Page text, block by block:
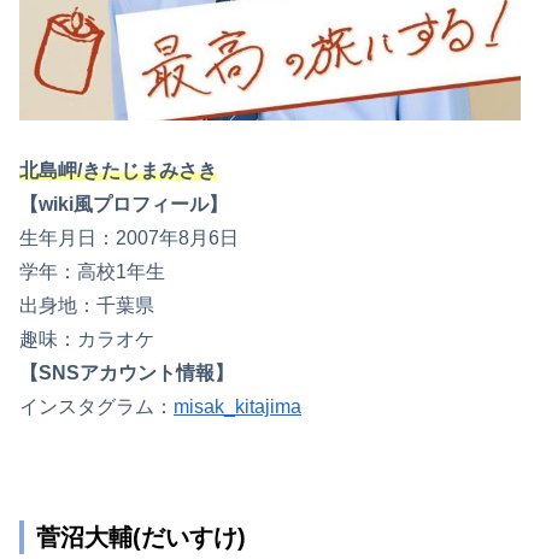
北島岬/きたじまみさき
【wiki風プロフィール】
生年月日：2007年8月6日
学年：高校1年生
出身地：千葉県
趣味：カラオケ
【SNSアカウント情報】
インスタグラム： misak_kitajima
菅沼大輔(だいすけ)